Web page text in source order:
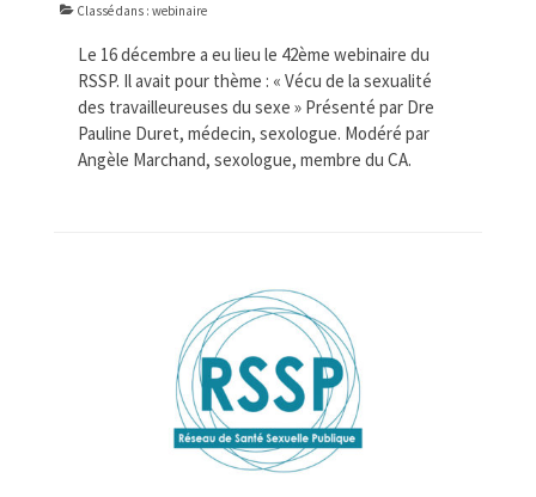
Classé dans : webinaire
Le 16 décembre a eu lieu le 42ème webinaire du
RSSP. Il avait pour thème : « Vécu de la sexualité
des travailleureuses du sexe » Présenté par Dre
Pauline Duret, médecin, sexologue. Modéré par
Angèle Marchand, sexologue, membre du CA.